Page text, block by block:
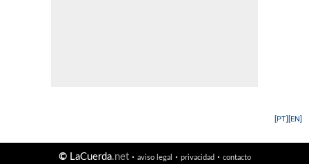
[EN]
[PT]
©LaCuerda.net· aviso legal · privacidad· contacto